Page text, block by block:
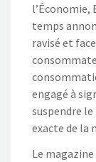
l’Économie,
temps
ravisé et
engagé à
suspendre
exacte de la
Le